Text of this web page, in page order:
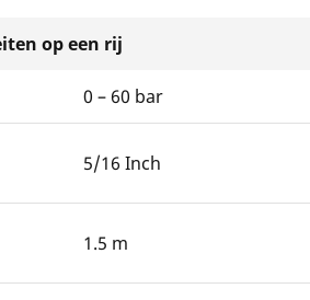
op een rij
0 – 60 bar
5/16 Inch
1.5 m